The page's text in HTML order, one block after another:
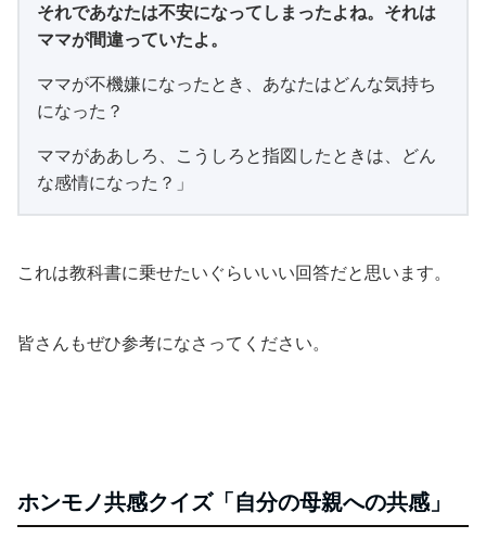
それであなたは不安になってしまったよね。それは
ママが間違っていたよ。
ママが不機嫌になったとき、あなたはどんな気持ち
になった？
ママがああしろ、こうしろと指図したときは、どん
な感情になった？」
これは教科書に乗せたいぐらいいい回答だと思います。
皆さんもぜひ参考になさってください。
ホンモノ共感クイズ「自分の母親への共感」